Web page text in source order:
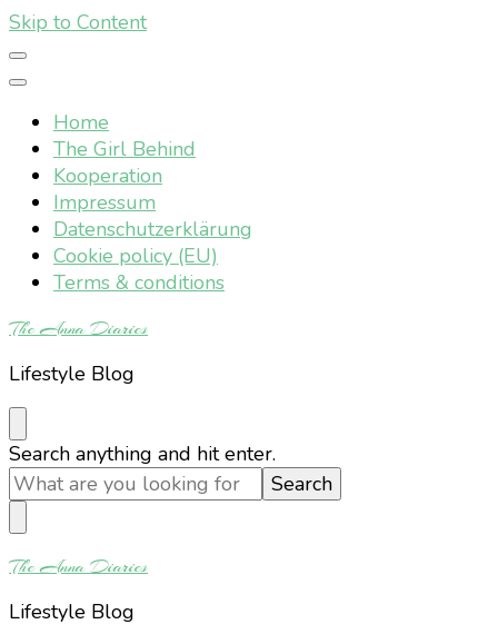
Skip to Content
Home
The Girl Behind
Kooperation
Impressum
Datenschutzerklärung
Cookie policy (EU)
Terms & conditions
The Anna Diaries
Lifestyle Blog
Looking
for
Something?
Search anything and hit enter.
The Anna Diaries
Lifestyle Blog